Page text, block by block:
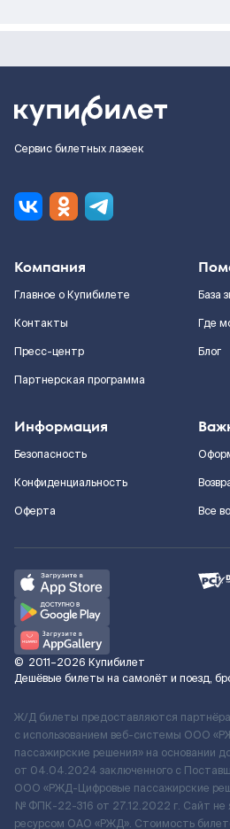
Сервис билетных лазеек
Компания
Главное о Купибилете
Контакты
Пресс-центр
Партнерская программа
База
Где
Блог
Информация
Безопасность
Конфиденциальность
Оферта
Все
© 2011–2026 Купибилет
Дешёвые билеты на самолёт и поезд,
Ж/Д билеты предоставляются
с использованием веб-системы ООО
пассажирские решения» на основании
от 04.04.2024 заключенного с
ООО «РЖД-Цифровые пассажирские
№ ФПК-22-316 от 27.12.2022 г. Сайт не
ресурсом ОАО «РЖД». Стоимость